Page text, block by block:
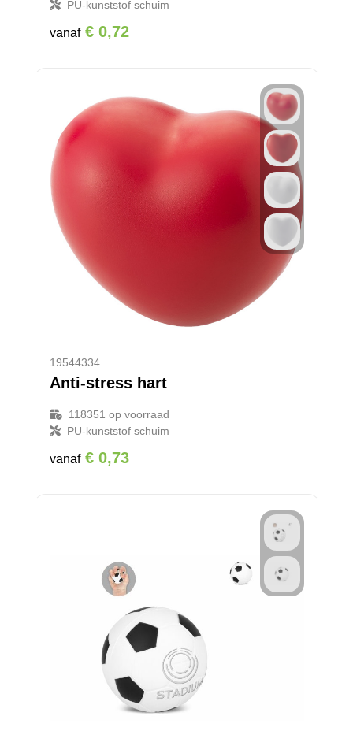
PU-kunststof schuim
vanaf € 0,72
19544334
Anti-stress hart
118351 op voorraad
PU-kunststof schuim
vanaf € 0,73